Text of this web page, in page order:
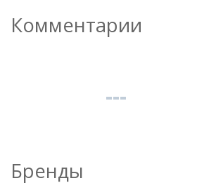
Комментарии
Бренды